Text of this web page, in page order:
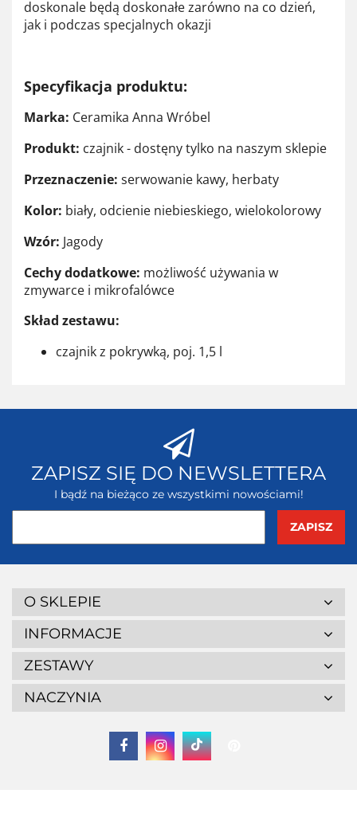
doskonale będą doskonałe zarówno na co dzień,
jak i podczas specjalnych okazji
Specyfikacja produktu:
Marka: Ceramika Anna Wróbel
Produkt: czajnik - dostęny tylko na naszym sklepie
Przeznaczenie: serwowanie kawy, herbaty
Kolor: biały, odcienie niebieskiego, wielokolorowy
Wzór: Jagody
Cechy dodatkowe: możliwość używania w
zmywarce i mikrofalówce
Skład zestawu:
czajnik z pokrywką, poj. 1,5 l
ZAPISZ SIĘ DO NEWSLETTERA
I bądź na bieżąco ze wszystkimi nowościami!
O SKLEPIE
INFORMACJE
ZESTAWY
NACZYNIA